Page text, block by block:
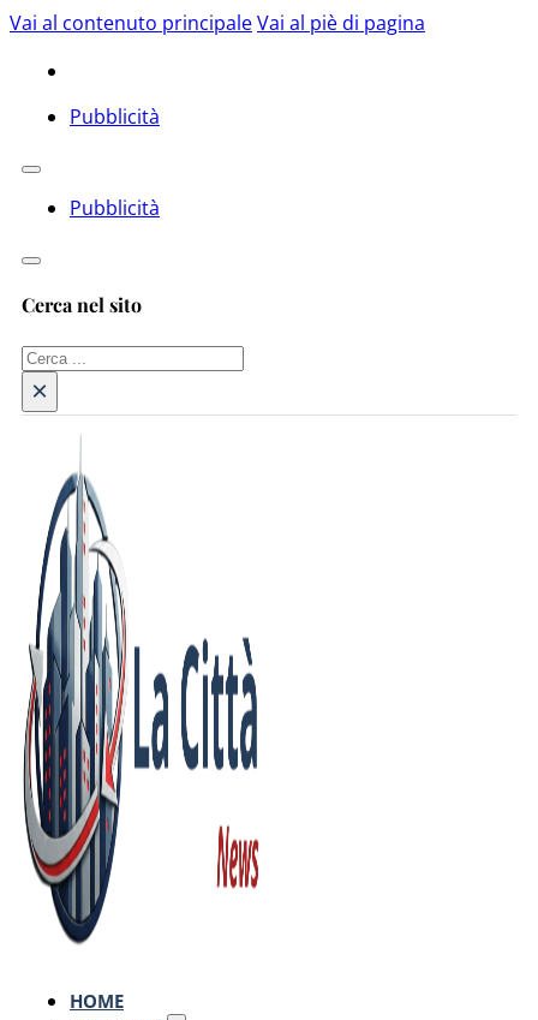
Vai al contenuto principaleVai al piè di pagina
Pubblicità
Pubblicità
Cerca nel sito
Cerca
×
HOME